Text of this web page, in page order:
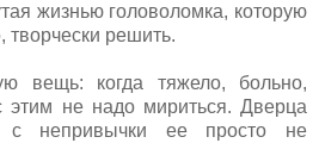
жизнью головоломка, которую
творчески решить.
вещь: когда тяжело, больно,
этим не надо мириться. Дверца
с непривычки ее просто не